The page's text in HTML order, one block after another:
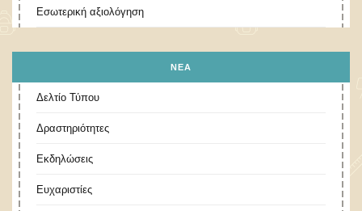
Εσωτερική αξιολόγηση
ΝΕΑ
Δελτίο Τύπου
Δραστηριότητες
Εκδηλώσεις
Ευχαριστίες